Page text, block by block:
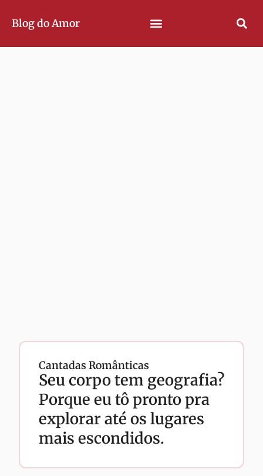
Blog do Amor
Cantadas Românticas
Seu corpo tem geografia?
Porque eu tô pronto pra
explorar até os lugares
mais escondidos.